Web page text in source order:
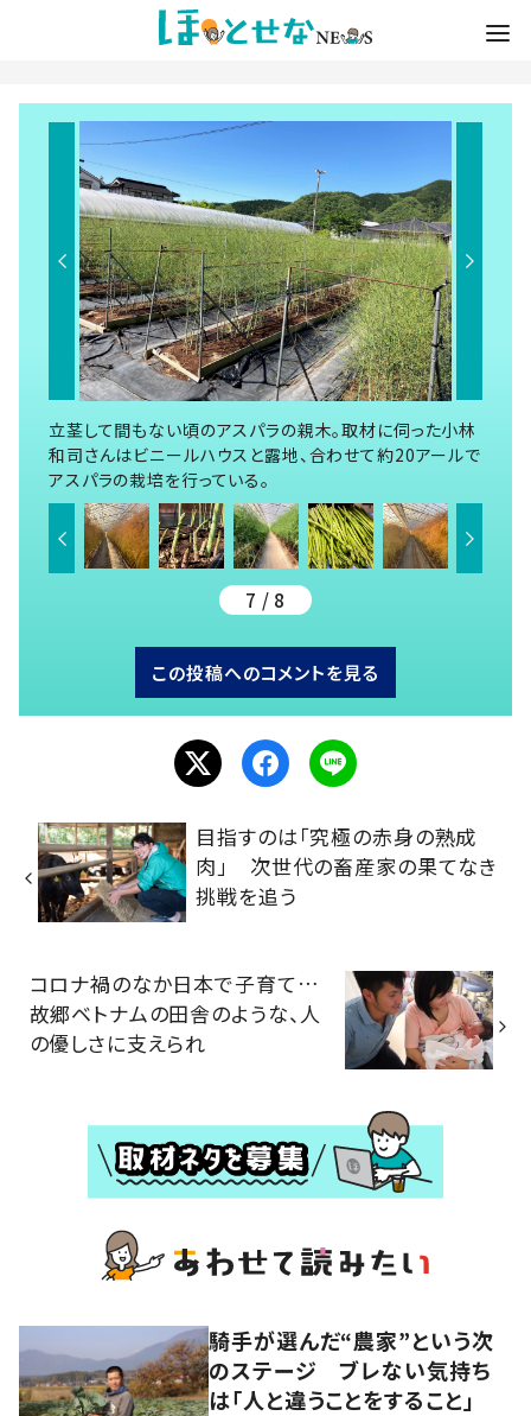
立茎して間もない頃のアスパラの親木。取材に伺った小林
和司さんはビニールハウスと露地、合わせて約20アールで
アスパラの栽培を行っている。
7 / 8
この投稿へのコメントを見る
目指すのは「究極の赤身の熟成
肉」 次世代の畜産家の果てなき
挑戦を追う
コロナ禍のなか日本で子育て…
故郷ベトナムの田舎のような、人
の優しさに支えられ
騎手が選んだ“農家”という次
のステージ ブレない気持ち
は「人と違うことをすること」